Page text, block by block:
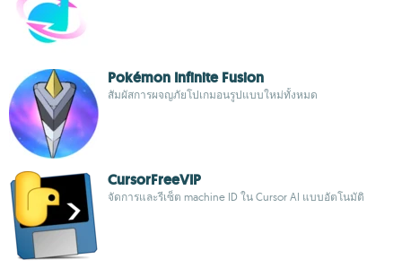
Pokémon Infinite Fusion
สัมผัสการผจญภัยโปเกมอนรูปแบบใหม่ทั้งหมด
CursorFreeVIP
จัดการและรีเซ็ต machine ID ใน Cursor AI แบบอัตโนมัติ